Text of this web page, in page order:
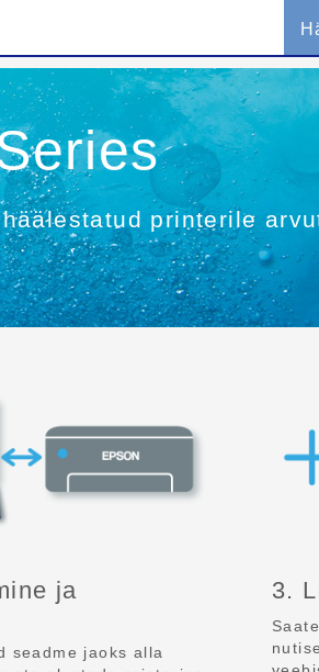
printerile
ja
seadme jaoks alla
3.